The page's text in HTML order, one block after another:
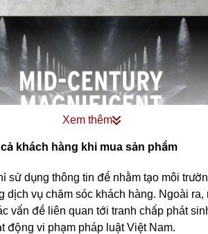
Xem thêm
khách hàng khi mua sản phẩm
sử dụng thông tin để nhằm tạo môi
dịch vụ chăm sóc khách hàng. Ngoài
vấn đề liên quan tới tranh chấp phát
động vi phạm pháp luật Việt Nam.